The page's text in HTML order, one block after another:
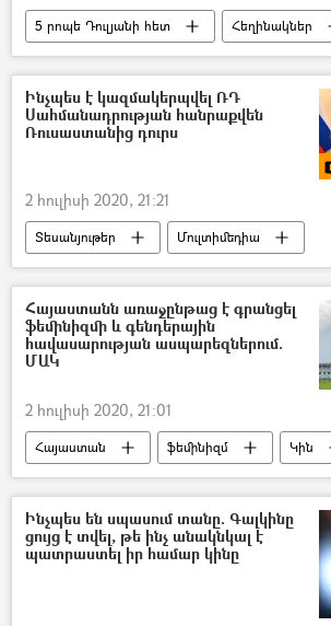
5 րոպե Դուլյանի հետ
Հեղինակներ
Նիկիտա Խրուշչով
Միավորված ազգերի կազմակերպություն (ՄԱԿ)
ելույթ
կոշիկ ԽՍՀՄ
Ինչպես է կազմակերպվել ՌԴ
Սահմանադրության հանրաքվեն
Ռուսաստանից դուրս
2 հուլիսի 2020, 21:21
Տեսանյութեր
Մուլտիմեդիա
հանրաքվե
տեսանյութ
Հայաստանն առաջընթաց է գրանցել
ֆեմինիզմի և գենդերային
հավասարության ասպարեզներում.
ՄԱԿ
2 հուլիսի 2020, 21:01
Հայաստան ֆեմինիզմ
Կին
Միավորված ազգերի կազմակերպություն (ՄԱԿ)
Ինչպես են սպասում տանը. Գալկինը
ցույց է տվել, թե ինչ անակնկալ է
պատրաստել իր համար կինը